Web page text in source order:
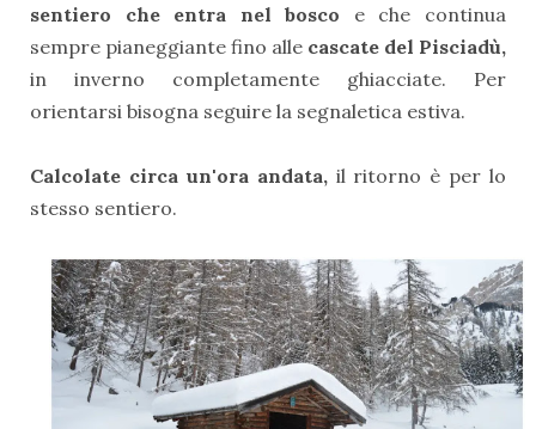
sentiero che entra nel bosco e che continua
sempre pianeggiante fino alle cascate del Pisciadù,
in inverno completamente ghiacciate. Per
orientarsi bisogna seguire la segnaletica estiva.
Calcolate circa un'ora andata, il ritorno è per lo
stesso sentiero.